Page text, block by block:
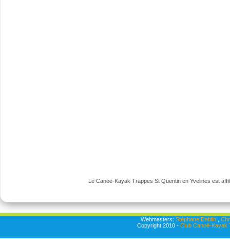
Le Canoë-Kayak Trappes St Quentin en Yvelines est
Webmasters: Stéphane Dablin,
Copyright 2010 - Club Canoë-Kayak